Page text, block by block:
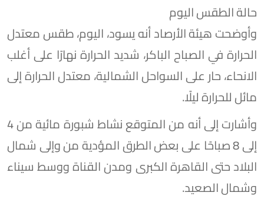
حالة الطقس اليوم
وأوضحت هيئة الأرصاد أنه يسود، اليوم، طقس معتدل
الحرارة في الصباح الباكر، شديد الحرارة نهارًا على أغلب
الانحاء، حار على السواحل الشمالية، معتدل الحرارة إلى
مائل للحرارة ليلًا.
وأشارت إلى أنه من المتوقع نشاط شبورة مائية من 4
إلى 8 صباحًا على بعض الطرق المؤدية من وإلى شمال
البلاد حتى القاهرة الكبرى ومدن القناة ووسط سيناء
وشمال الصعيد.